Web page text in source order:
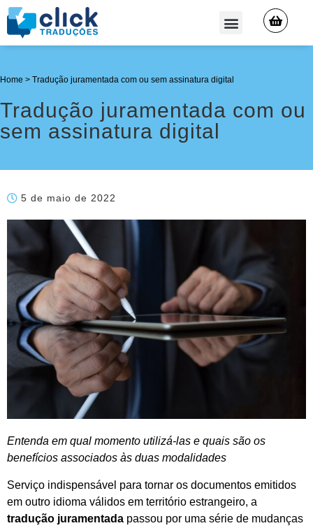
Home > Tradução juramentada com ou sem assinatura digital
Tradução juramentada com ou
sem assinatura digital
5 de maio de 2022
Entenda em qual momento utilizá-las e quais são os
benefícios associados às duas modalidades
Serviço indispensável para tornar os documentos emitidos
em outro idioma válidos em território estrangeiro, a
tradução juramentada passou por uma série de mudanças